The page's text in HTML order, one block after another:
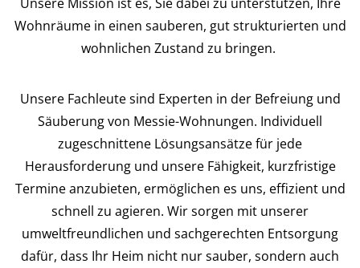
Unsere Mission ist es, Sie dabei zu unterstützen, Ihre
Wohnräume in einen sauberen, gut strukturierten und
wohnlichen Zustand zu bringen.
Unsere Fachleute sind Experten in der Befreiung und
Säuberung von Messie-Wohnungen. Individuell
zugeschnittene Lösungsansätze für jede
Herausforderung und unsere Fähigkeit, kurzfristige
Termine anzubieten, ermöglichen es uns, effizient und
schnell zu agieren. Wir sorgen mit unserer
umweltfreundlichen und sachgerechten Entsorgung
dafür, dass Ihr Heim nicht nur sauber, sondern auch